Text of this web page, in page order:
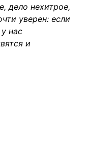
дело нехитрое,
уверен: если
нас
и